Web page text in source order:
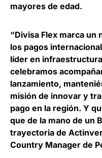
mayores de edad.
“Divisa Flex marca un
los pagos
líder en
celebramos
lanzamiento,
misión de innovar y
pago en la región. Y
que de la mano de un
trayectoria de
Country Manager de